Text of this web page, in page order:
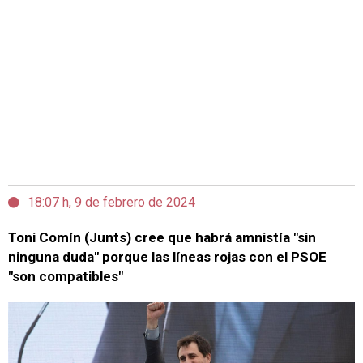
18:07 h, 9 de febrero de 2024
Toni Comín (Junts) cree que habrá amnistía "sin
ninguna duda" porque las líneas rojas con el PSOE
"son compatibles"